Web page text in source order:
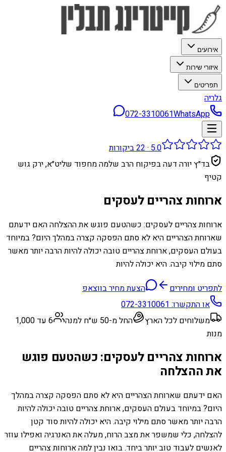
אירועים
איזורי שירות
תפריטים
גלריה
072-3310061WhatsApp
5.0
·
22ביקורות
בד״ץ יורה דעה בפיקוח הרב שלמה מחפוד שליט״א, ירק גוש
קטיף
ארוחות צהריים לעסקים
ארוחות צהריים לעסקים: כשהטעם פוגש את ההצלחה האם ידעתם
שארוחת הצהריים היא לא סתם הפסקה קצרה במהלך היום? במיוחד
בעולם העסקים, ארוחת צהריים טובה יכולה להיות הרבה יותר מאשר
סתם מילוי קיבה. היא יכולה להיות
לתפריט ומחירים
הצעת מחיר בווצאפ
או התקשרו:072-3310061
משלוחים לכל הארץ
החל מ-50 ש״ח למנה
6 עד 1,000
מנות
ארוחות צהריים לעסקים: כשהטעם פוגש
את ההצלחה
האם ידעתם שארוחת הצהריים היא לא סתם הפסקה קצרה במהלך
היום? במיוחד בעולם העסקים, ארוחת צהריים טובה יכולה להיות
הרבה יותר מאשר סתם מילוי קיבה. היא יכולה להיות סוד קטן
להצלחה, כלי שמשפר את מצב הרוח, מעלה את האנרגיה ואפילו עוזר
לאנשים לעבוד טוב יותר ביחד. בואו נבין למה ארוחות צהריים